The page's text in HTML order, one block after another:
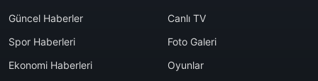
Güncel Haberler
Spor Haberleri
Ekonomi Haberleri
Canlı TV
Foto Galeri
Oyunlar